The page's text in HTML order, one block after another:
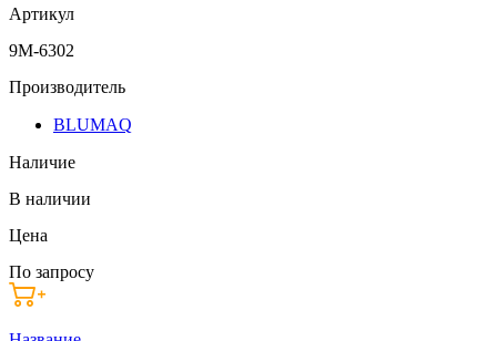
Артикул
9M-6302
Производитель
BLUMAQ
Наличие
В наличии
Цена
По запросу